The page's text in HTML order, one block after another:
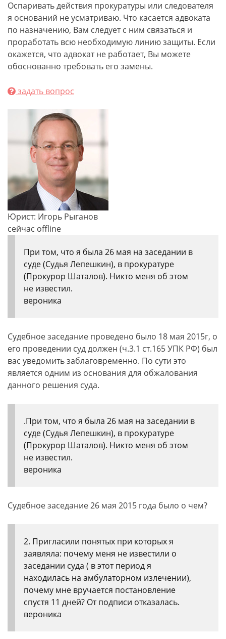
Оспаривать действия прокуратуры или следователя
я оснований не усматриваю. Что касается адвоката
по назначению, Вам следует с ним связаться и
проработать всю необходимую линию защиты. Если
окажется, что адвокат не работает, Вы можете
обоснованно требовать его замены.
задать вопрос
Юрист: Игорь Рыганов
сейчас offline
При том, что я была 26 мая на заседании в
суде (Судья Лепешкин), в прокуратуре
(Прокурор Шаталов). Никто меня об этом
не известил.
вероника
Судебное заседание проведено было 18 мая 2015г, о
его проведении суд должен (ч.3.1 ст.165 УПК РФ) был
вас уведомить заблаговременно. По сути это
является одним из основания для обжалования
данного решения суда.
.При том, что я была 26 мая на заседании в
суде (Судья Лепешкин), в прокуратуре
(Прокурор Шаталов). Никто меня об этом
не известил.
вероника
Судебное заседание 26 мая 2015 года было о чем?
2. Пригласили понятых при которых я
заявляла: почему меня не известили о
заседании суда ( в этот период я
находилась на амбулаторном излечении),
почему мне вручается постановление
спустя 11 дней? От подписи отказалась.
вероника